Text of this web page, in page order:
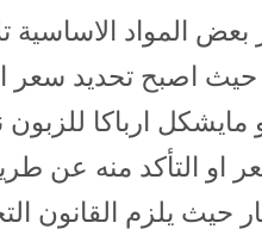
المواد الاساسية
اصبح تحديد سعر
مايشكل ارباكا
او التأكد منه عن
حيث يلزم القانون